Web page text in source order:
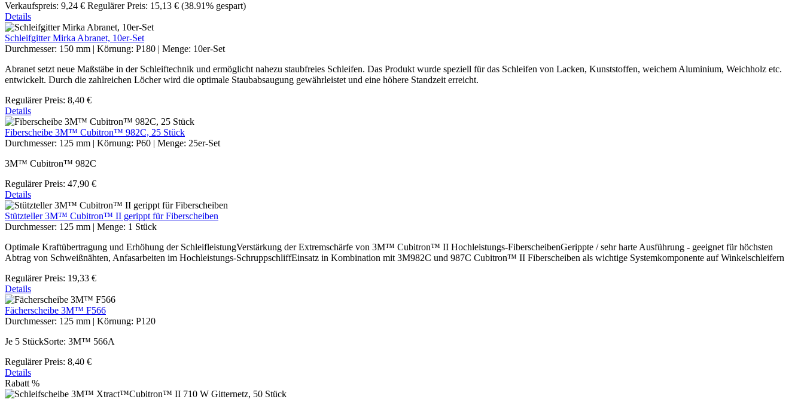
Verkaufspreis: 9,24 € Regulärer Preis: 15,13 € (38.91% gespart)
Details
Schleifgitter Mirka Abranet, 10er-Set
Durchmesser: 150 mm | Körnung: P180 | Menge: 10er-Set
Abranet setzt neue Maßstäbe in der Schleiftechnik und ermöglicht nahezu staubfreies Schleifen. Das Produkt wurde speziell für das Schleifen von Lacken, Kunststoffen, weichem Aluminium, Weichholz etc.
entwickelt. Durch die zahlreichen Löcher wird die optimale Staubabsaugung gewährleistet und eine höhere Standzeit erreicht.
Regulärer Preis: 8,40 €
Details
Fiberscheibe 3M™ Cubitron™ 982C, 25 Stück
Durchmesser: 125 mm | Körnung: P60 | Menge: 25er-Set
3M™ Cubitron™ 982C
Regulärer Preis: 47,90 €
Details
Stützteller 3M™ Cubitron™ II gerippt für Fiberscheiben
Durchmesser: 125 mm | Menge: 1 Stück
Optimale Kraftübertragung und Erhöhung der SchleifleistungVerstärkung der Extremschärfe von 3M™ Cubitron™ II Hochleistungs-FiberscheibenGerippte / sehr harte Ausführung - geeignet für höchsten
Abtrag von Schweißnähten, Anfasarbeiten im Hochleistungs-SchruppschliffEinsatz in Kombination mit 3M982C und 987C Cubitron™ II Fiberscheiben als wichtige Systemkomponente auf Winkelschleifern
Regulärer Preis: 19,33 €
Details
Fächerscheibe 3M™ F566
Durchmesser: 125 mm | Körnung: P120
Je 5 StückSorte: 3M™ 566A
Regulärer Preis: 8,40 €
Details
Rabatt %